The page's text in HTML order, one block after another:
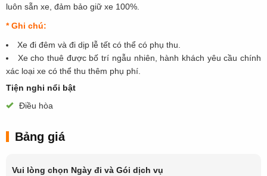
luôn sẵn xe, đảm bảo giữ xe 100%.
* Ghi chú:
Xe đi đêm và đi dịp lễ tết có thể có phụ thu.
Xe cho thuê được bố trí ngẫu nhiên, hành khách yêu cầu chính
xác loại xe có thể thu thêm phụ phí.
Tiện nghi nổi bật
Điều hòa
Bảng giá
Vui lòng chọn Ngày đi và Gói dịch vụ